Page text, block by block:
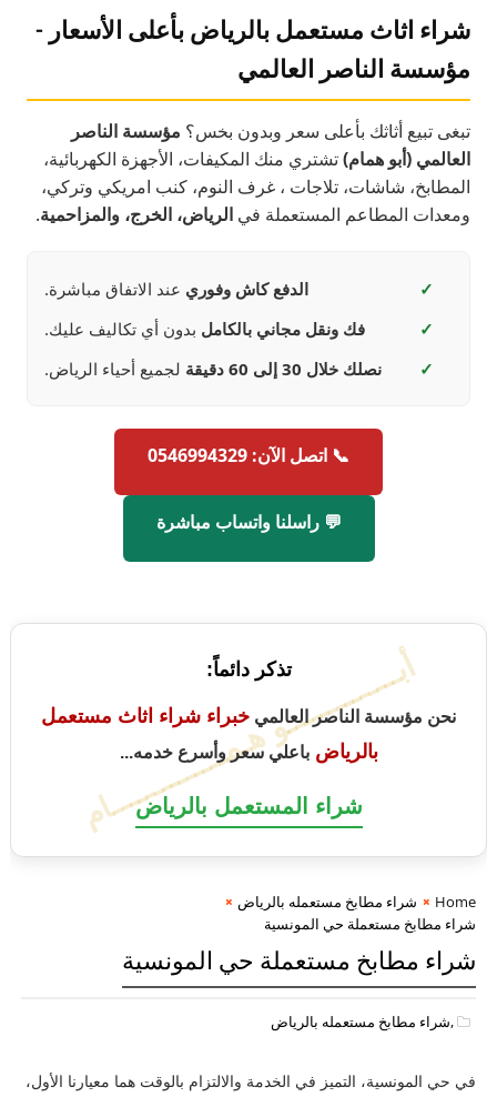
شراء اثاث مستعمل بالرياض بأعلى الأسعار -
مؤسسة الناصر العالمي
تبغى تبيع أثاثك بأعلى سعر وبدون بخس؟ مؤسسة الناصر
العالمي (أبو همام)تشتري منك المكيفات، الأجهزة الكهربائية،
المطابخ، شاشات، تلاجات ، غرف النوم، كنب امريكي وتركي،
ومعدات المطاعم المستعملة في الرياض، الخرج، والمزاحمية.
✓ الدفع كاش وفوري عند الاتفاق مباشرة.
✓
فك ونقل مجاني بالكامل بدون أي تكاليف عليك.
✓
نصلك خلال 30 إلى 60 دقيقة لجميع أحياء الرياض.
📞 اتصل الآن: 0546994329
💬 راسلنا واتساب مباشرة
أبــــــــــــــو هـمــــــــــــــام
تذكر دائماً:
نحن مؤسسة الناصر العالمي خبراء شراء اثاث مستعمل
بالرياضباعلي سعر وأسرع خدمه...
شراء المستعمل بالرياض
Home
شراء مطابخ مستعمله بالرياض
شراء مطابخ مستعملة حي المونسية
شراء مطابخ مستعملة حي المونسية
,شراء مطابخ مستعمله بالرياض
في حي المونسية، التميز في الخدمة والالتزام بالوقت هما معيارنا الأول،